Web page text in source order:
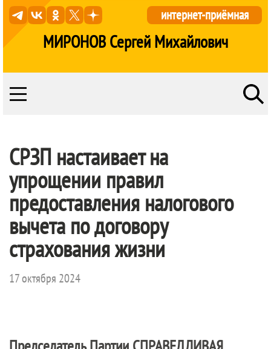
МИРОНОВ Сергей Михайлович
интернет-приёмная
СРЗП настаивает на
упрощении правил
предоставления налогового
вычета по договору
страхования жизни
17 октября 2024